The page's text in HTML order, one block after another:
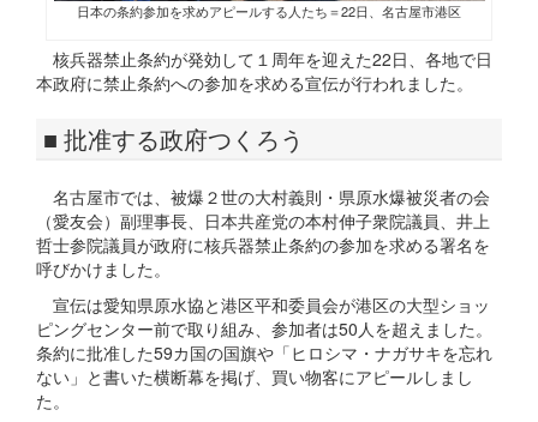
日本の条約参加を求めアピールする人たち＝22日、名古屋市港区
核兵器禁止条約が発効して１周年を迎えた22日、各地で日
本政府に禁止条約への参加を求める宣伝が行われました。
■ 批准する政府つくろう
名古屋市では、被爆２世の大村義則・県原水爆被災者の会
（愛友会）副理事長、日本共産党の本村伸子衆院議員、井上
哲士参院議員が政府に核兵器禁止条約の参加を求める署名を
呼びかけました。
宣伝は愛知県原水協と港区平和委員会が港区の大型ショッ
ピングセンター前で取り組み、参加者は50人を超えました。
条約に批准した59カ国の国旗や「ヒロシマ・ナガサキを忘れ
ない」と書いた横断幕を掲げ、買い物客にアピールしまし
た。